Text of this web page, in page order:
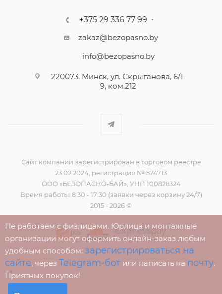
+375 29 336 77 99
zakaz@bezopasno.by
info@bezopasno.by
220073, Минск, ул. Скрыганова, 6/1-
9, ком.212
Сайт компании зарегистрирован в торговом реестре
23.02.2024, регистрация № 574713
ООО «БЕЗОПАСНО-БАЙ», УНП 100828324
Время работы: 8:30 - 17:30 (заявки через корзину 24/7)
2015 - 2026 ©
Не работаем с физлицами. Юрлица и монтажные
организации могут оформить онлайн-заказ любым
удобным способом: зарегистрироваться на
сайте, через Telegram-бот или написать на почту.
Приятных покупок!